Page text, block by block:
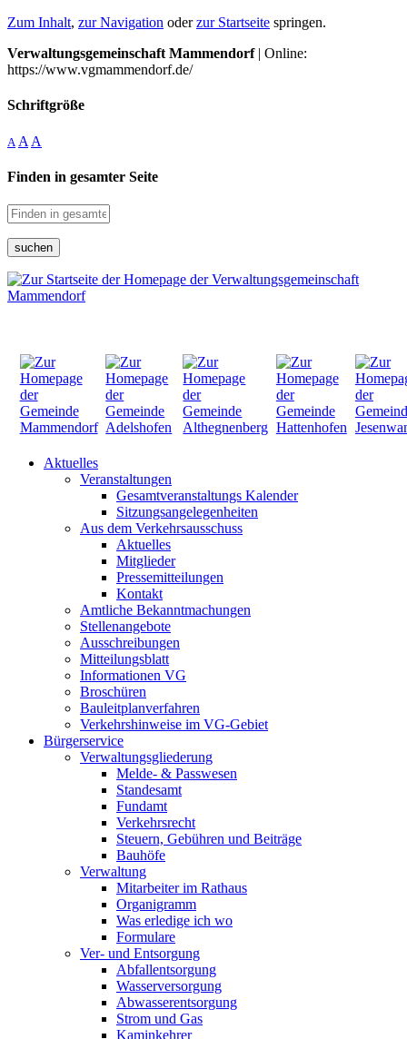
Zum Inhalt, zur Navigation oderzur Startseite springen.
Verwaltungsgemeinschaft Mammendorf| Online:
https://www.vgmammendorf.de/
Schriftgröße
A A A
Finden in gesamter Seite
suchen
Aktuelles
Veranstaltungen
Gesamtveranstaltungs Kalender
Sitzungsangelegenheiten
Aus dem Verkehrsausschuss
Aktuelles
Mitglieder
Pressemitteilungen
Kontakt
Amtliche Bekanntmachungen
Stellenangebote
Ausschreibungen
Mitteilungsblatt
Informationen VG
Broschüren
Bauleitplanverfahren
Verkehrshinweise im VG-Gebiet
Bürgerservice
Verwaltungsgliederung
Melde- & Passwesen
Standesamt
Fundamt
Verkehrsrecht
Steuern, Gebühren und Beiträge
Bauhöfe
Verwaltung
Mitarbeiter im Rathaus
Organigramm
Was erledige ich wo
Formulare
Ver- und Entsorgung
Abfallentsorgung
Wasserversorgung
Abwasserentsorgung
Strom und Gas
Kaminkehrer